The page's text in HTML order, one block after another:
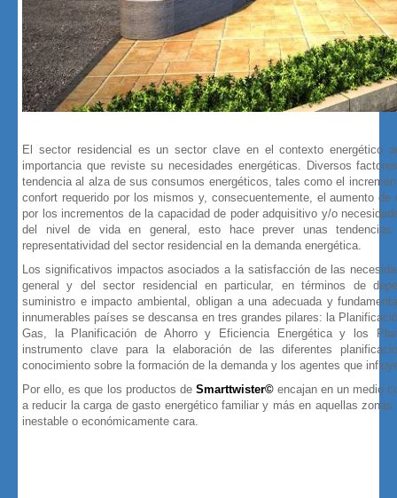
El sector residencial es un sector clave en el contexto energético
importancia que reviste su necesidades energéticas. Diversos
tendencia al alza de sus consumos energéticos, tales como el
confort requerido por los mismos y, consecuentemente, el aumento de
por los incrementos de la capacidad de poder adquisitivo y/o
del nivel de vida en general, esto hace prever unas
representatividad del sector residencial en la demanda energética.
Los significativos impactos asociados a la satisfacción de las
general y del sector residencial en particular, en términos de
suministro e impacto ambiental, obligan a una adecuada y
innumerables países se descansa en tres grandes pilares: la
Gas, la Planificación de Ahorro y Eficiencia Energética y los
instrumento clave para la elaboración de las diferentes
conocimiento sobre la formación de la demanda y los agentes que
Por ello, es que los productos de Smarttwister©encajan en un medio
a reducir la carga de gasto energético familiar y más en aquellas
inestable o económicamente cara.